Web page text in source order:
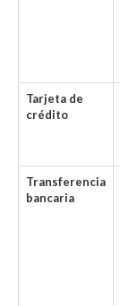
Tarjeta de
crédito
Transferencia
bancaria